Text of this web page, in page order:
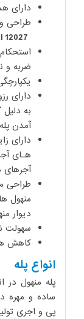
دارای
طراحی و
12027
ضربه و
دارای
به
آمدن
دارای
هـای
طراحی
منهول
دیوار
سهولت
کاهش
انواع پله
ساده و مهره
پی و اجری